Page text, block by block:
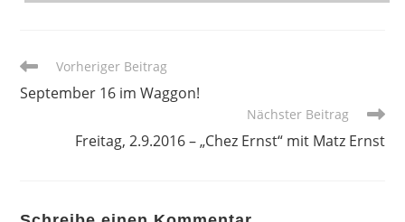
Weitere
ansehen
Vorheriger Beitrag
September 16 im Waggon!
Nächster Beitrag
Freitag, 2.9.2016 – „Chez Ernst“ mit Matz Ernst